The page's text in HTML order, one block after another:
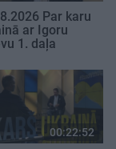
Par karu
ar Igoru
1. daļa
00:22:52